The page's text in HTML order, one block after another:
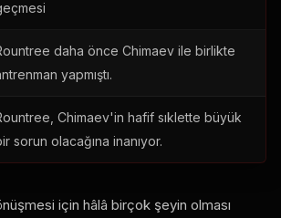
daha önce Chimaev ile birlikte
yapmıştı.
Chimaev'in hafif sıklette büyük
sorun olacağına inanıyor.
için hâlâ birçok şeyin olması